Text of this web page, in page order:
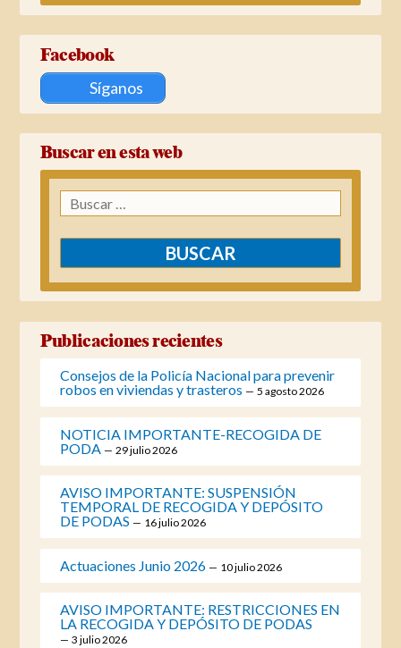
Facebook
Síganos
Buscar en esta web
Buscar:
Publicaciones recientes
Consejos de la Policía Nacional para prevenir
robos en viviendas y trasteros
5 agosto 2026
NOTICIA IMPORTANTE-RECOGIDA DE
PODA
29 julio 2026
AVISO IMPORTANTE: SUSPENSIÓN
TEMPORAL DE RECOGIDA Y DEPÓSITO
DE PODAS
16 julio 2026
Actuaciones Junio 2026 10 julio 2026
AVISO IMPORTANTE: RESTRICCIONES EN
LA RECOGIDA Y DEPÓSITO DE PODAS
3 julio 2026